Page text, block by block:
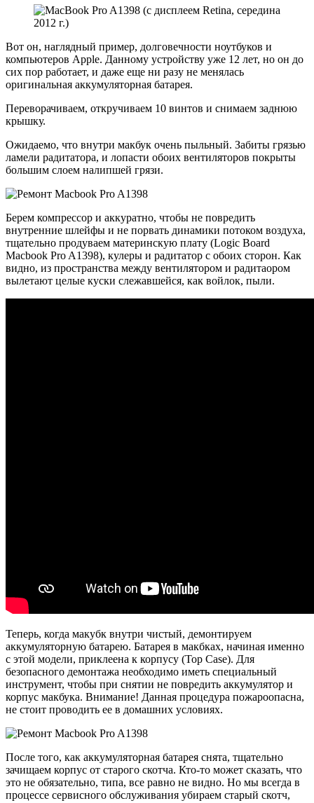
Вот он, наглядный пример, долговечности ноутбуков и
компьютеров Apple. Данному устройству уже 12 лет, но он до
сих пор работает, и даже еще ни разу не менялась
оригинальная аккумуляторная батарея.
Переворачиваем, откручиваем 10 винтов и снимаем заднюю
крышку.
Ожидаемо, что внутри макбук очень пыльный. Забиты грязью
ламели радитатора, и лопасти обоих вентиляторов покрыты
большим слоем налипшей грязи.
Берем компрессор и аккуратно, чтобы не повредить
внутренние шлейфы и не порвать динамики потоком воздуха,
тщательно продуваем материнскую плату (Logic Board
Macbook Pro A1398), кулеры и радитатор с обоих сторон. Как
видно, из пространства между вентилятором и радитаором
вылетают целые куски слежавшейся, как войлок, пыли.
Теперь, когда макубк внутри чистый, демонтируем
аккумуляторную батарею. Батарея в макбках, начиная именно
с этой модели, приклеена к корпусу (Top Case). Для
безопасного демонтажа необходимо иметь специальный
инструмент, чтобы при снятии не повредить аккумулятор и
корпус макбука. Внимание! Данная процедура пожароопасна,
не стоит проводить ее в домашних условиях.
После того, как аккумуляторная батарея снята, тщательно
зачищаем корпус от старого скотча. Кто-то может сказать, что
это не обязательно, типа, все равно не видно. Но мы всегда в
процессе сервисного обслуживания убираем старый скотч,